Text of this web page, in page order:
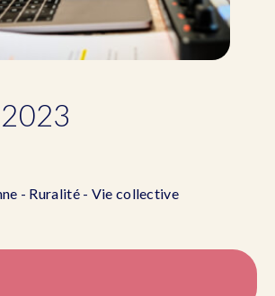
- Ruralité - Vie collective